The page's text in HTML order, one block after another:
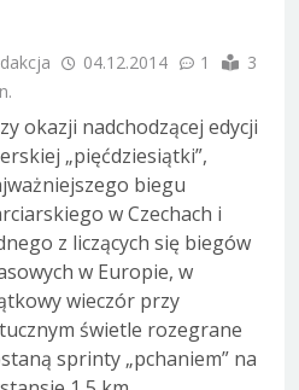
04.12.2014 1
3
okazji nadchodzącej edycji
„pięćdziesiątki”,
biegu
w Czechach i
z liczących się biegów
w Europie, w
wieczór przy
świetle rozegrane
sprinty „pchaniem” na